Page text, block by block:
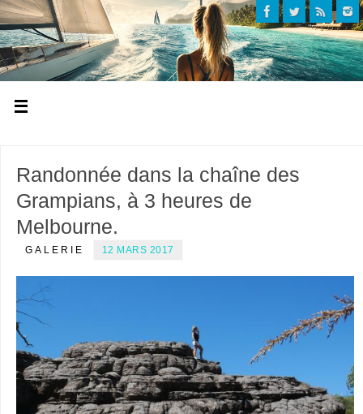
Randonnée dans la chaîne des
Grampians, à 3 heures de
Melbourne.
GALERIE 12 MARS 2017